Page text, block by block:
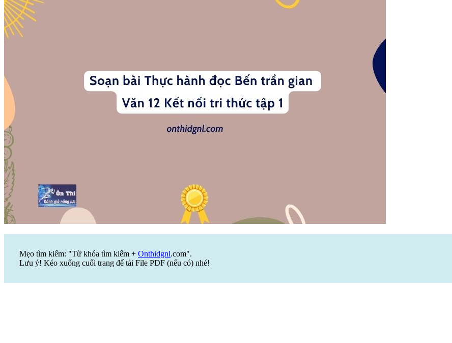
Mẹo tìm kiếm: "Từ khóa tìm kiếm + Onthidgnl.com".
Lưu ý! Kéo xuống cuối trang để tải File PDF (nếu có) nhé!